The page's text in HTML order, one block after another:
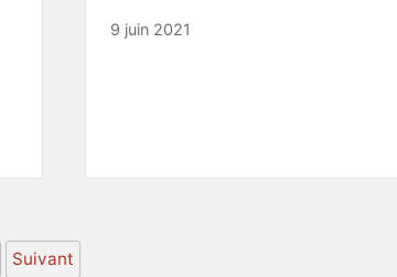
9 juin 2021
Suivant